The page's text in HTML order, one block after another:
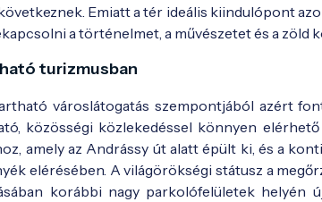
Emiatt a tér ideális kiindulópont
a történelmet, a művészetet és a zöld
felében - Fotó:régi képeslap
turizmusban
városlátogatás szempontjából azért
közösségi közlekedéssel könnyen
amely az Andrássy út alatt épült ki, és a
elérésében. A világörökségi státusz a
korábbi nagy parkolófelületek helyén